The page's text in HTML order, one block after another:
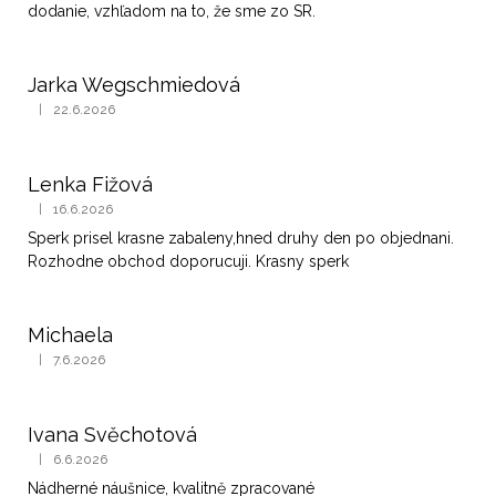
dodanie, vzhľadom na to, že sme zo SR.
Jarka Wegschmiedová
Hodnocení obchodu je 5 z 5 hvězdiček.
| 22.6.2026
Lenka Fižová
Hodnocení obchodu je 5 z 5 hvězdiček.
| 16.6.2026
Sperk prisel krasne zabaleny,hned druhy den po objednani.
Rozhodne obchod doporucuji. Krasny sperk
Michaela
Hodnocení obchodu je 5 z 5 hvězdiček.
| 7.6.2026
Ivana Svěchotová
Hodnocení obchodu je 5 z 5 hvězdiček.
| 6.6.2026
Nádherné náušnice, kvalitně zpracované